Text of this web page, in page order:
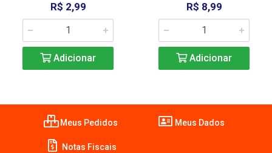
R$ 2,99
Adicionar
R$ 8,99
Adicionar
Meus Pedidos Meus Dados
Notas Fiscais